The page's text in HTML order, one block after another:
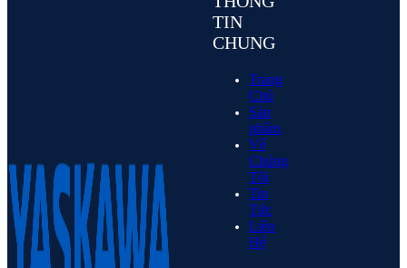
TIN
CHUNG
Trang
Chủ
Sản
phẩm
Về
Chúng
Tôi
Tin
Tức
Liên
Hệ